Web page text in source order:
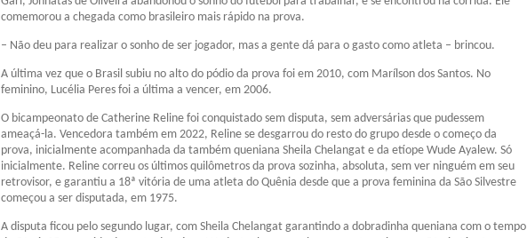
comemorou a chegada como brasileiro mais rápido na prova.
– Não deu para realizar o sonho de ser jogador, mas a gente dá para o gasto como atleta – brincou.
A última vez que o Brasil subiu no alto do pódio da prova foi em 2010, com Marílson dos Santos. No
feminino, Lucélia Peres foi a última a vencer, em 2006.
O bicampeonato de Catherine Reline foi conquistado sem disputa, sem adversárias que pudessem
ameaçá-la. Vencedora também em 2022, Reline se desgarrou do resto do grupo desde o começo da
prova, inicialmente acompanhada da também queniana Sheila Chelangat e da etíope Wude Ayalew. Só
inicialmente. Reline correu os últimos quilômetros da prova sozinha, absoluta, sem ver ninguém em seu
retrovisor, e garantiu a 18ª vitória de uma atleta do Quênia desde que a prova feminina da São Silvestre
começou a ser disputada, em 1975.
A disputa ficou pelo segundo lugar, com Sheila Chelangat garantindo a dobradinha queniana com o tempo